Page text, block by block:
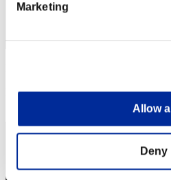
Marketing
Allow all
Deny
Posizione